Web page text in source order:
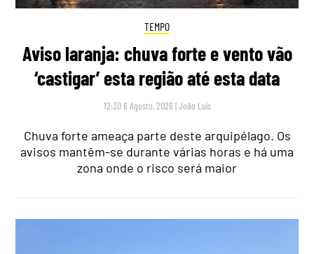
TEMPO
Aviso laranja: chuva forte e vento vão
‘castigar’ esta região até esta data
12:30 6 Agosto, 2026 |João Luís
Chuva forte ameaça parte deste arquipélago. Os
avisos mantêm-se durante várias horas e há uma
zona onde o risco será maior